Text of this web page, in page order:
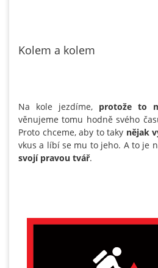
Kolem a kolem
Na kole jezdíme, protože to
věnujeme tomu hodně svého
Proto chceme, aby to taky nějak
vkus a líbí se mu to jeho. A to je
svojí pravou tvář.